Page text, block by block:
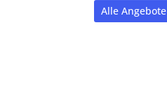
Alle Angebote